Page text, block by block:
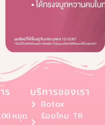
ร
หยุด
บริการของเรา
Botox
ร้อยไหม TR